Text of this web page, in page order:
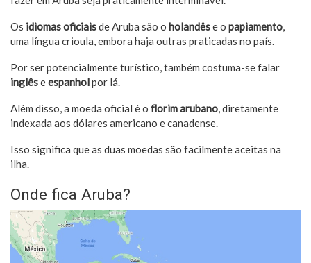
Os idiomas oficiaisde Aruba são o holandêse o papiamento,
uma língua crioula, embora haja outras praticadas no país.
Por ser potencialmente turístico, também costuma-se falar
inglêseespanholpor lá.
Além disso, a moeda oficial é o florim arubano, diretamente
indexada aos dólares americano e canadense.
Isso significa que as duas moedas são facilmente aceitas na
ilha.
Onde fica Aruba?